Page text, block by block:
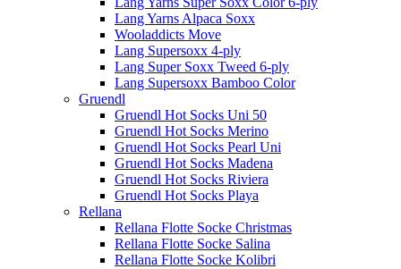
Lang Yarns Alpaca Soxx
Wooladdicts Move
Lang Supersoxx 4-ply
Lang Super Soxx Tweed 6-ply
Lang Supersoxx Bamboo Color
Gruendl
Gruendl Hot Socks Uni 50
Gruendl Hot Socks Merino
Gruendl Hot Socks Pearl Uni
Gruendl Hot Socks Madena
Gruendl Hot Socks Riviera
Gruendl Hot Socks Playa
Rellana
Rellana Flotte Socke Christmas
Rellana Flotte Socke Salina
Rellana Flotte Socke Kolibri